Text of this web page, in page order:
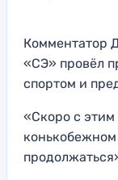
Комментатор
«СЭ» провёл
спортом и
«Скоро с этим
конькобежном